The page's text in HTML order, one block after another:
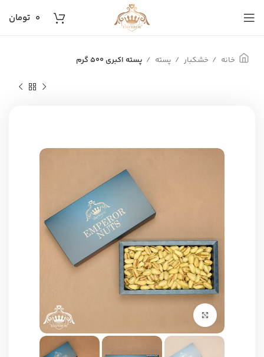
۰ تومان
خانه خشکبار پسته پسته اکبری 500 گرم